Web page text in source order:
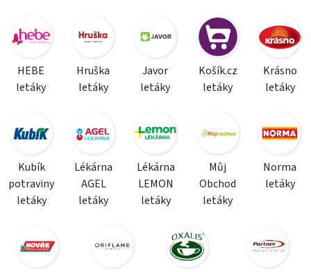
HEBE
letáky
Hruška
letáky
Javor
letáky
Košík.cz
letáky
Krásno
letáky
Kubík
potraviny
letáky
Lékárna
AGEL
letáky
Lékárna
LEMON
letáky
Můj
Obchod
letáky
Norma
letáky